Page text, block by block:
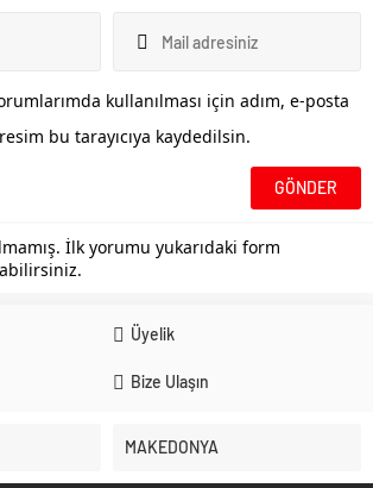
kullanılması için adım, e-posta
bu tarayıcıya kaydedilsin.
İlk yorumu yukarıdaki form
Üyelik
Bize Ulaşın
MAKEDONYA